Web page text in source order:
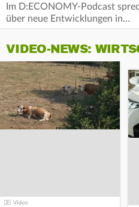
Im D:ECONOMY-Podcast
über neue Entwicklungen in…
VIDEO-NEWS: